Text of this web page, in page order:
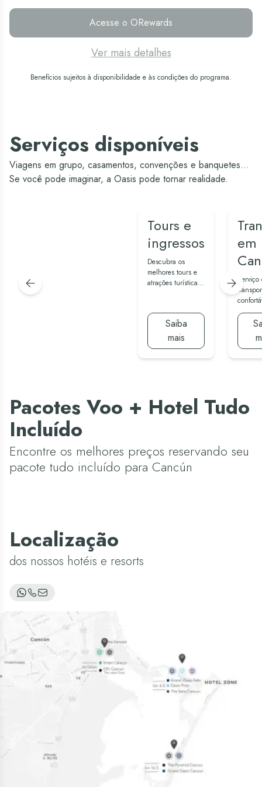
Acesse o ORewards
Ver mais detalhes
Benefícios sujeitos à disponibilidade e às condições do programa.
Serviços disponíveis
Viagens em grupo, casamentos, convenções e banquetes...
Se você pode imaginar, a Oasis pode tornar realidade.
Tours e
ingressos
Descubra os
melhores tours e
atrações turísticas
Saiba
mais
em
o
Pacotes Voo + Hotel Tudo
Incluído
Encontre os melhores preços reservando seu
pacote tudo incluído para Cancún
Localização
dos nossos hotéis e resorts